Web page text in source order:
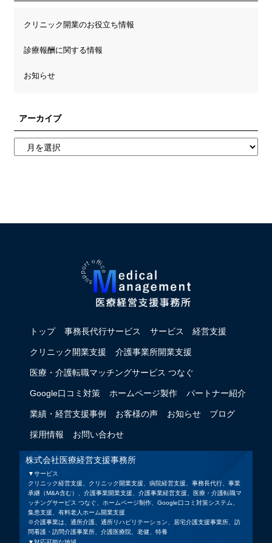
クリニック開業のお役立ち情報
診療報酬に関する情報
お知らせ
アーカイブ
トップ 事務長代行サービス サービス 経営支援
クリニック開業支援 介護事業所開業支援
医療・介護転職マッチングサービス つなぐ
Google口コミ対策 ホームページ製作 パートナー紹介
業績・経営支援事例 お客様の声 お知らせ ブログ
採用情報 お問い合わせ
株式会社医療経営支援事務所
▼サービス
クリニック経営支援、クリニック開業支援、病院経営支援、事務長代行、事業
承継（M&A含む）、介護事業開業支援、介護事業経営支援、医療・介護転職マ
ッチングサービス つなぐ、ホームページ制作、Google口コミ対策システム、
集患支援、有料老人ホーム開業支援
※介護事業は、通所介護、通所リハビリテーション、居宅介護支援事業所、訪
問看護・訪問介護事業所、介護医療院、老健、特養